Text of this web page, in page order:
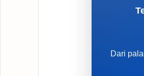
Dari